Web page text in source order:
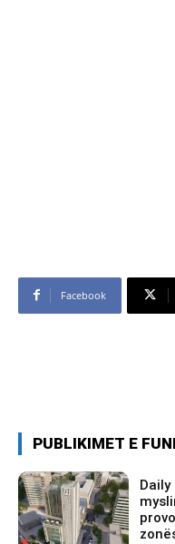
Facebook
PUBLIKIMET E